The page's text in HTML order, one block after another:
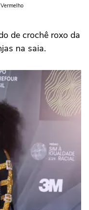
de crochê roxo da
na saia.